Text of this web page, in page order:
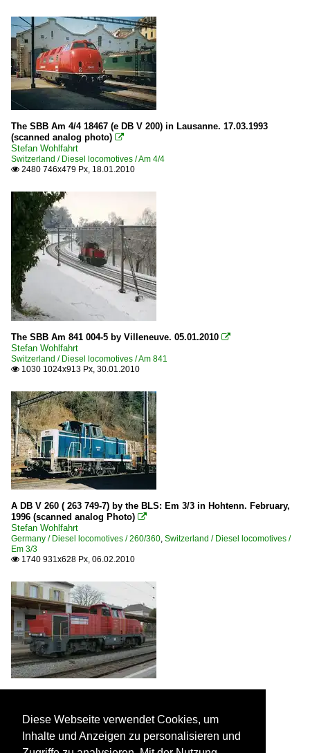
The SBB Am 4/4 18467 (e DB V 200) in Lausanne. 17.03.1993
(scanned analog photo) 
Stefan Wohlfahrt
Switzerland / Diesel locomotives / Am 4/4
 2480 746x479 Px, 18.01.2010
The SBB Am 841 004-5 by Villeneuve. 05.01.2010 
Stefan Wohlfahrt
Switzerland / Diesel locomotives / Am 841
 1030 1024x913 Px, 30.01.2010
A DB V 260 ( 263 749-7) by the BLS: Em 3/3 in Hohtenn. February,
1996 (scanned analog Photo) 
Stefan Wohlfahrt
Germany / Diesel locomotives / 260/360, Switzerland / Diesel locomotives /
Em 3/3
 1740 931x628 Px, 06.02.2010
Switzerland / Diesel locomotives / Am 841
Diese Webseite verwendet Cookies, um
Inhalte und Anzeigen zu personalisieren und